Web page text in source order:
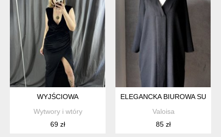
WYJŚCIOWA
Wytwory i wtóry
69 zł
ELEGANCKA BIUROWA
Valoisa
85 zł